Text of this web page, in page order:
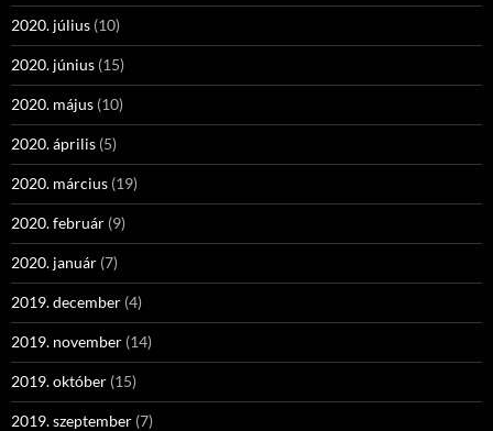
2020. július (10)
2020. június (15)
2020. május (10)
2020. április (5)
2020. március (19)
2020. február (9)
2020. január (7)
2019. december (4)
2019. november (14)
2019. október (15)
2019. szeptember (7)